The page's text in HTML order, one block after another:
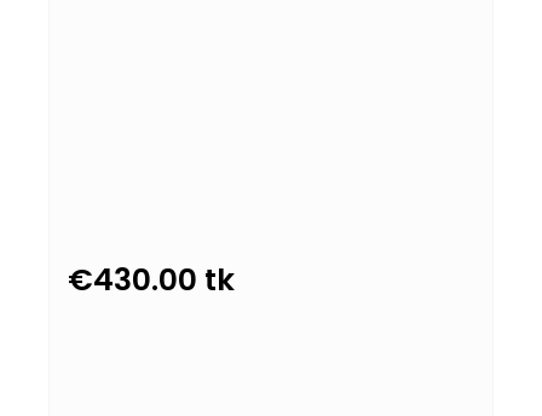
€430.00 tk